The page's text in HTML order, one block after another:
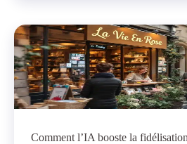
Comment l’IA booste la